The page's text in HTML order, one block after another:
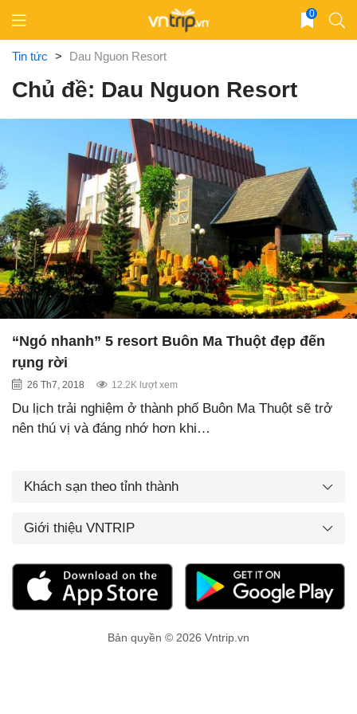
content
0
Tin tức > Dau Nguon Resort
Chủ đề: Dau Nguon Resort
“Ngó nhanh” 5 resort Buôn Ma Thuột đẹp đến
rụng rời
26 Th7, 2018 12.2K lượt xem
Du lịch trải nghiệm ở thành phố Buôn Ma Thuột sẽ trở
nên thú vị và đáng nhớ hơn khi…
Khách sạn theo tỉnh thành
Giới thiệu VNTRIP
Bản quyền © 2026 Vntrip.vn